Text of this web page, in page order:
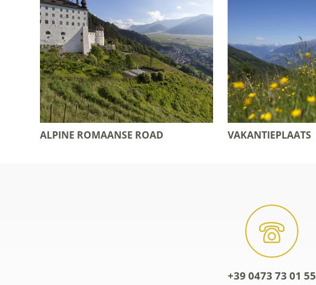
ALPINE ROMAANSE ROAD VAKANTIEPLAATS
+39 0473 73 01 55